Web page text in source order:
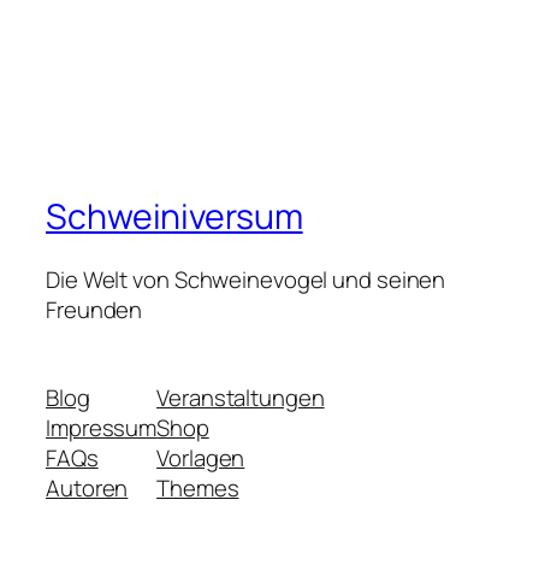
Schweiniversum
Die Welt von Schweinevogel und seinen
Freunden
Blog
Impressum
FAQs
Autoren
Veranstaltungen
Shop
Vorlagen
Themes